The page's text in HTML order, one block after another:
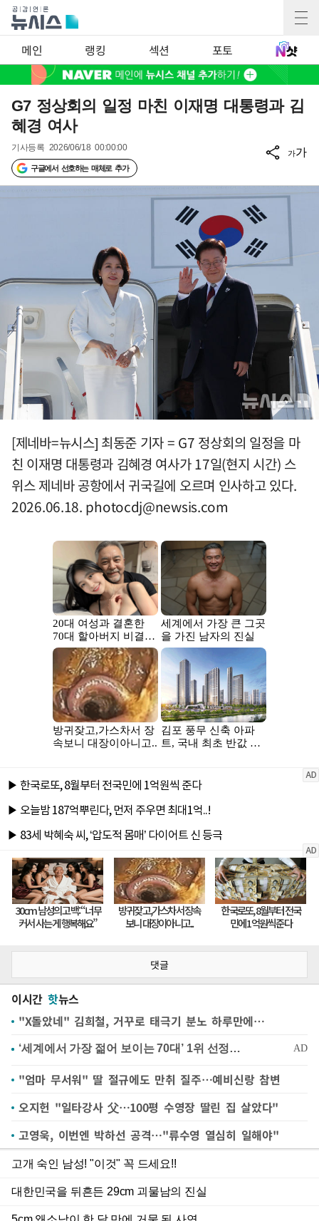
메인 랭킹 섹션 포토
G7 정상회의 일정 마친 이재명 대통령과 김
혜경 여사
기사등록 2026/06/18 00:00:00
구글에서 선호하는 매체로 추가
가가
[제네바=뉴시스] 최동준 기자 = G7 정상회의 일정을 마
친 이재명 대통령과 김혜경 여사가 17일(현지 시간) 스
위스 제네바 공항에서 귀국길에 오르며 인사하고 있다.
2026.06.18. photocdj@newsis.com
댓글
이시간 핫뉴스
"X돌았네" 김희철, 거꾸로 태극기 분노 하루만에…
"엄마 무서워" 딸 절규에도 만취 질주…예비신랑 참변
오지헌 "일타강사 父…100평 수영장 딸린 집 살았다"
고영욱, 이번엔 박하선 공격…"류수영 열심히 일해야"